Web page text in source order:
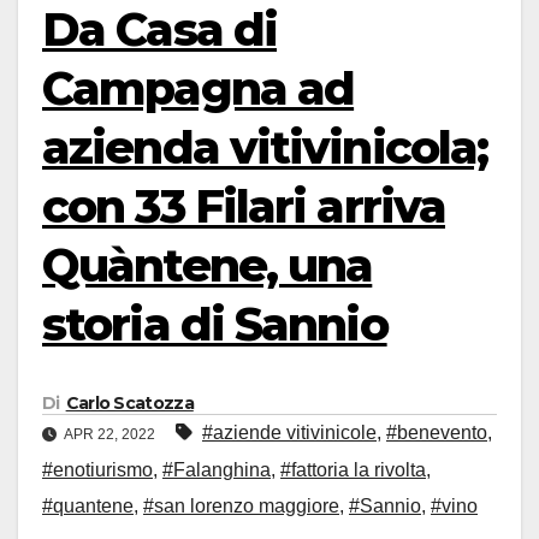
Da Casa di
Campagna ad
azienda vitivinicola;
con 33 Filari arriva
Quàntene, una
storia di Sannio
Di Carlo Scatozza
APR 22, 2022 #aziende vitivinicole, #benevento,
#enotiurismo, #Falanghina, #fattoria la rivolta,
#quantene, #san lorenzo maggiore, #Sannio, #vino